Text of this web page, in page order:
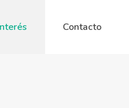
Contacto